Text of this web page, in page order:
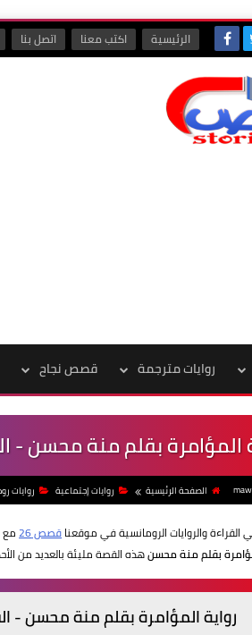
الرئيسية اكتب معنا اتصل بنا
روايات مترجمة قصص نجاح
المؤامرة بقلم منة محسن -
الصفحة الرئيسية روايات إجتماعية روايات
والروايات الرومانسية في موقعناقصص 26 مع
بقلم منة محسنهذه القصة مليئة بالعديد من
رواية المؤامرة بقلم منة محسن -